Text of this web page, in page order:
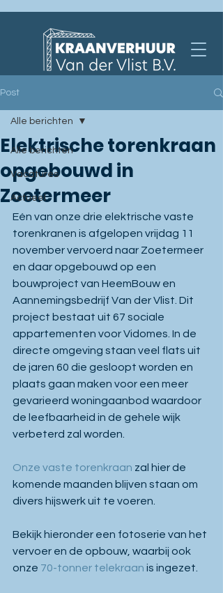
Post
Alle berichten
Vacatures
Actueel
Alle berichten
Elektrische torenkraan
opgebouwd in
Zoetermeer
Eén van onze drie elektrische vaste
torenkranen is afgelopen vrijdag 11
november vervoerd naar Zoetermeer
en daar opgebouwd op een
bouwproject van HeemBouw en
Aannemingsbedrijf Van der Vlist. Dit
project bestaat uit 67 sociale
appartementen voor Vidomes. In de
directe omgeving staan veel flats uit
de jaren 60 die gesloopt worden en
plaats gaan maken voor een meer
gevarieerd woningaanbod waardoor
de leefbaarheid in de gehele wijk
verbeterd zal worden.
Onze vaste torenkraan zal hier de
komende maanden blijven staan om
divers hijswerk uit te voeren.
Bekijk hieronder een fotoserie van het
vervoer en de opbouw, waarbij ook
onze 70-tonner telekraan is ingezet.